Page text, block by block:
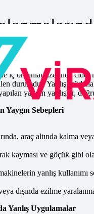
Yaralanmalarında
ağır bir cismin
iç organlar üzerinde
durumdur. Yanlış
yaygın yanlışlar,
Yaygın Sebepleri
araç altında kalma
kayması ve göçük gibi
yanlış kullanımı
dışında ezilme
Yanlış Uygulamalar